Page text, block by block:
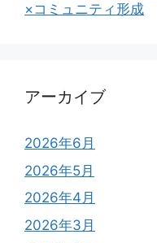
×コミュニティ形成
アーカイブ
2026年6月
2026年5月
2026年4月
2026年3月